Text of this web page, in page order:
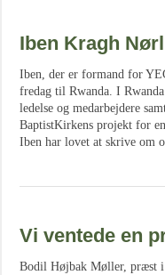
Iben Kragh
Iben, der er formand for
fredag til Rwanda. I
ledelse og medarbejdere
BaptistKirkens projekt for
Iben har lovet at skrive om
Vi ventede en
Bodil Højbak Møller, præst i